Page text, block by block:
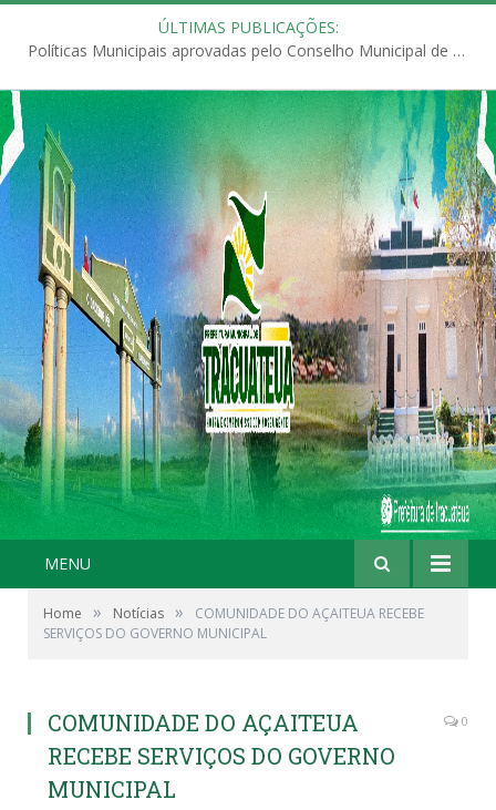
ÚLTIMAS PUBLICAÇÕES:
Políticas Municipais aprovadas pelo Conselho Municipal de Educação (CME)
MENU
Home » Notícias »
COMUNIDADE DO AÇAITEUA RECEBE
SERVIÇOS DO GOVERNO MUNICIPAL
COMUNIDADE DO AÇAITEUA
RECEBE SERVIÇOS DO GOVERNO
MUNICIPAL
0